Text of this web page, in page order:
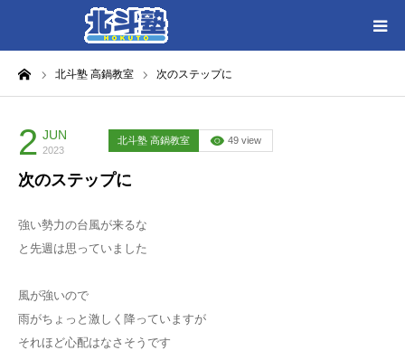
北斗塾 高鍋教室 次のステップに
2 JUN
2023
北斗塾 高鍋教室 49 view
次のステップに
強い勢力の台風が来るな
と先週は思っていました
風が強いので
雨がちょっと激しく降っていますが
それほど心配はなさそうです
HOME
各教室別に記事を見る
北斗塾／教室一覧
お問い合わせ